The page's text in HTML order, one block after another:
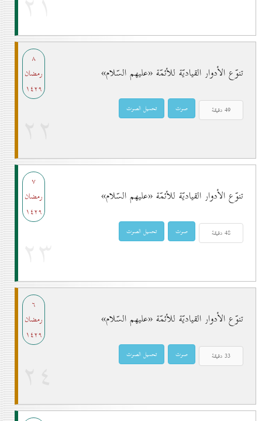
۸
رمضان
۱٤۲۹
تنوّع الأدوار القياديّة للأئمّة «عليهم السّلام»
۷
رمضان
۱٤۲۹
تنوّع الأدوار القياديّة للأئمّة «عليهم السّلام»
٦
رمضان
۱٤۲۹
تنوّع الأدوار القياديّة للأئمّة «عليهم السّلام»